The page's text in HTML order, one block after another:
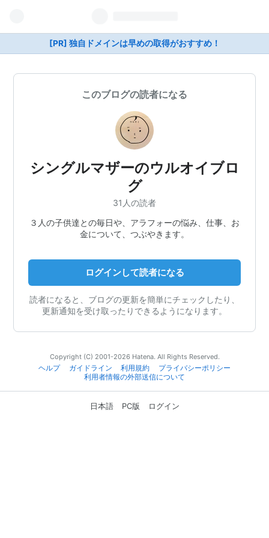
[PR] 独自ドメインは早めの取得がおすすめ！
このブログの読者になる
シングルマザーのウルオイブロ
グ
31人の読者
３人の子供達との毎日や、アラフォーの悩み、仕事、お
金について、つぶやきます。
ログインして読者になる
読者になると、ブログの更新を簡単にチェックしたり、
更新通知を受け取ったりできるようになります。
Copyright (C) 2001-2026 Hatena. All Rights Reserved.
ヘルプ
ガイドライン 利用規約
プライバシーポリシー
利用者情報の外部送信について
日本語 PC版 ログイン